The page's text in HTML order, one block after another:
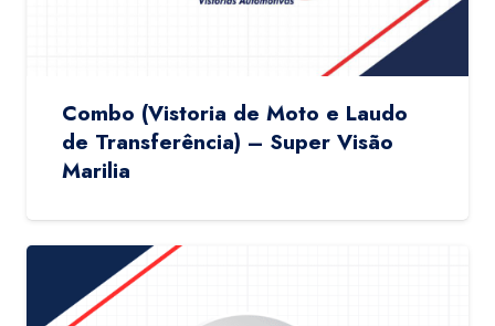
Combo (Vistoria de Moto e Laudo
de Transferência) – Super Visão
Marilia